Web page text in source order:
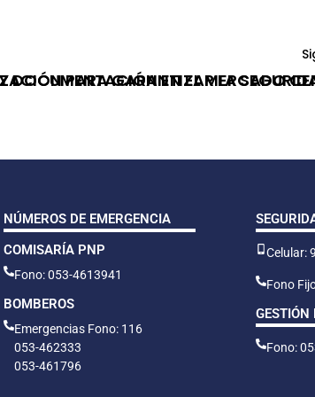
PARA GARANTIZAR LA
DOCUMENTACIÓN EN EL MERCADO
NÚMEROS DE EMERGENCIA
COMISARÍA PNP
Fono: 053-4613941
BOMBEROS
Emergencias Fono: 116
053-462333
053-461796
Celular:
Fono
GESTIÓN
Fono: